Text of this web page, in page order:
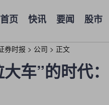
首页 快讯 要闻 股市
券时报 > 公司 > 正文
大车”的时代